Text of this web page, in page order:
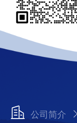
公司简介